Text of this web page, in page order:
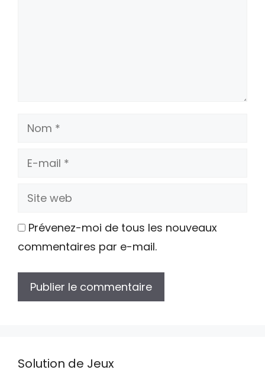
Nom
E-
Site
Prévenez-moi de tous les nouveaux
commentaires par e-mail.
Solution de Jeux